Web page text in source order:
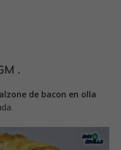
.
de bacon en olla